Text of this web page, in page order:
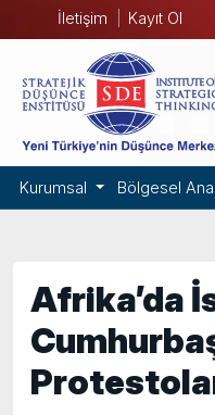
İletişim Kayıt Ol
Kurumsal Bölgesel
Afrika’da